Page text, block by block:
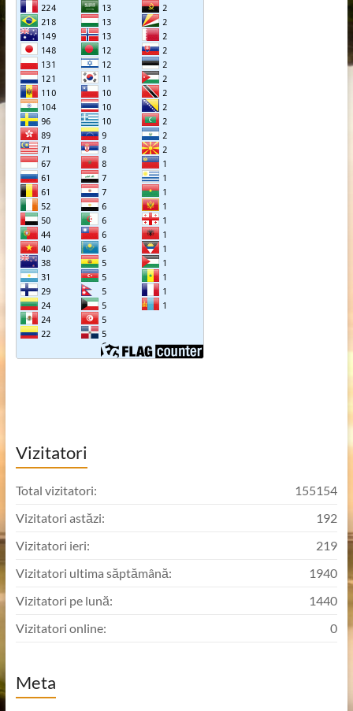
Vizitatori
155154
Total vizitatori:
192
Vizitatori astăzi:
219
Vizitatori ieri:
1940
Vizitatori ultima săptămână:
1440
Vizitatori pe lună:
0
Vizitatori online:
Meta